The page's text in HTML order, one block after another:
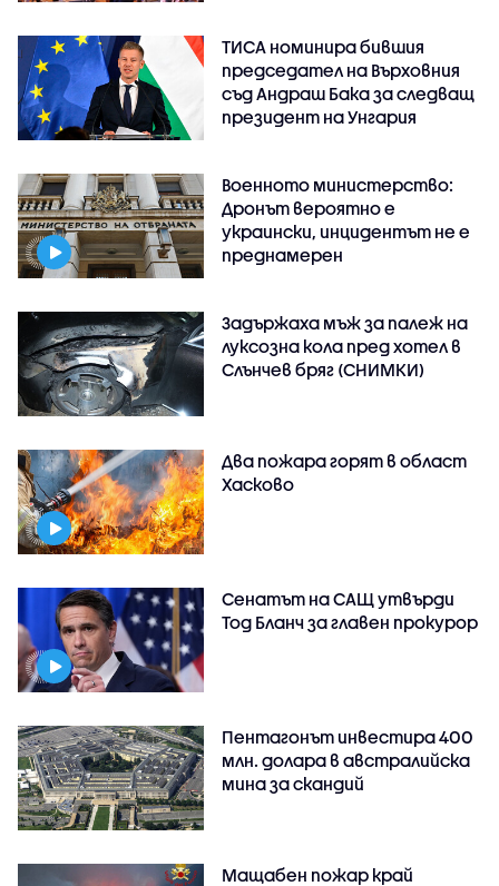
ТИСА номинира бившия
председател на Върховния
съд Андраш Бака за следващ
президент на Унгария
Военното министерство:
Дронът вероятно е
украински, инцидентът не е
преднамерен
Задържаха мъж за палеж на
луксозна кола пред хотел в
Слънчев бряг (СНИМКИ)
Два пожара горят в област
Хасково
Сенатът на САЩ утвърди
Тод Бланч за главен прокурор
Пентагонът инвестира 400
млн. долара в австралийска
мина за скандий
Мащабен пожар край